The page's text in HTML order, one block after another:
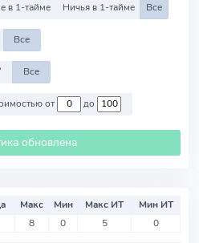
в 1-тайме Ничья в 1-тайме Все
Все
Все
Против команд со стоимостью от до
обновлена
Макс Мин Макс ИТ
Мин ИТ
8 0 5 0